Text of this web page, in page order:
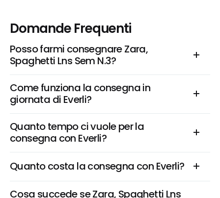
Domande Frequenti
Posso farmi consegnare Zara,
Spaghetti Lns Sem N.3?
Come funziona la consegna in
giornata di Everli?
Quanto tempo ci vuole per la
consegna con Everli?
Quanto costa la consegna con Everli?
Cosa succede se Zara, Spaghetti Lns